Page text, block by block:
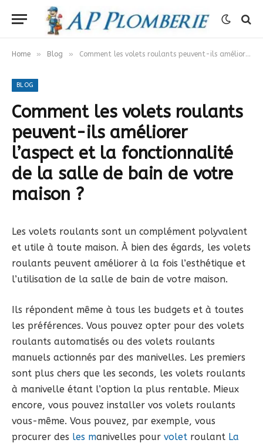
Home » Blog » Comment les volets roulants peuvent-ils améliorer l’aspect et la fonctionnalité de la salle de bain de votre maison ?
BLOG
Comment les volets roulants
peuvent-ils améliorer
l’aspect et la fonctionnalité
de la salle de bain de votre
maison ?
Les volets roulants sont un complément polyvalent
et utile à toute maison. À bien des égards, les volets
roulants peuvent améliorer à la fois l’esthétique et
l’utilisation de la salle de bain de votre maison.
Ils répondent même à tous les budgets et à toutes
les préférences. Vous pouvez opter pour des volets
roulants automatisés ou des volets roulants
manuels actionnés par des manivelles. Les premiers
sont plus chers que les seconds, les volets roulants
à manivelle étant l’option la plus rentable. Mieux
encore, vous pouvez installer vos volets roulants
vous-même. Vous pouvez, par exemple, vous
procurer des les manivelles pour volet roulant La